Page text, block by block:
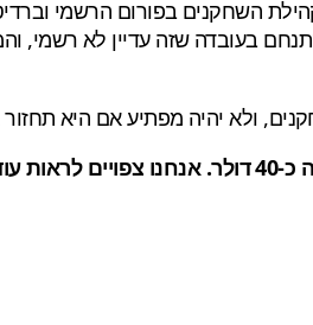
דעות חלוקות בקהילת השחקנים
בעובדה שזה עדיין לא רשמי,
ולא יהיה מפתיע אם היא